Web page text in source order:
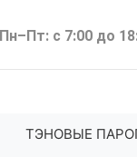
Пн–Пт: с 7:00 до
ТЭНОВЫЕ